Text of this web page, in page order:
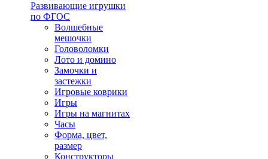
Развивающие игрушки
по ФГОС
Волшебные
мешочки
Головоломки
Лото и домино
Замочки и
застежки
Игровые коврики
Игры
Игры на магнитах
Часы
Форма, цвет,
размер
Конструкторы